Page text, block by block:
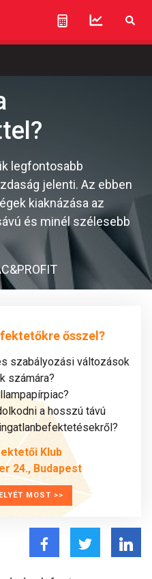
legfontosabb
jelenti. Az ebben
kiaknázása az
és minél szélesebb
ősszel?
szabályozási változások
számára?
a hosszú távú
Klub
24., Budapest
MOST >>